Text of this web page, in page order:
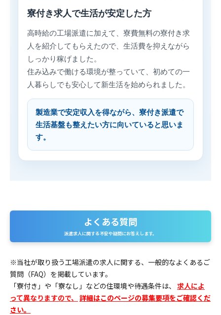
寮付き求人で生活が安定した方
高時給の工場派遣に加えて、寮費無料の寮付き求
人を紹介してもらえたので、生活費を抑えながら
しっかり稼げました。
住み込みで働ける環境が整っていて、初めての一
人暮らしでも安心して新生活を始められました。
製造業で安定収入を得ながら、寮付き派遣で
生活基盤も整えたい方に向いていると思いま
す。
よくある質問
派遣求人に関する不安や疑問にお答えします。
※当社が取り扱う工場派遣の求人に関する、一般的なよくあるご
質問（FAQ）を掲載しています。
「寮付き」や「寮なし」などの住環境や待遇条件は、 求人によ
って異なりますので、 詳細はこのページの募集要項をご確認くだ
さい。